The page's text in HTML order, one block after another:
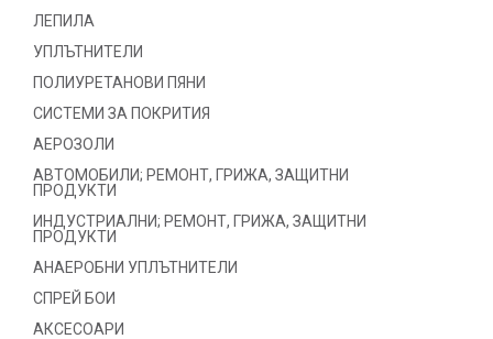
ЛЕПИЛА
УПЛЪТНИТЕЛИ
ПОЛИУРЕТАНОВИ ПЯНИ
СИСТЕМИ ЗА ПОКРИТИЯ
АЕРОЗОЛИ
АВТОМОБИЛИ; РЕМОНТ, ГРИЖА, ЗАЩИТНИ
ПРОДУКТИ
ИНДУСТРИАЛНИ; РЕМОНТ, ГРИЖА, ЗАЩИТНИ
ПРОДУКТИ
АНАЕРОБНИ УПЛЪТНИТЕЛИ
СПРЕЙ БОИ
АКСЕСОАРИ